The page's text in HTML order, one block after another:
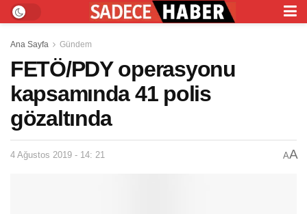
Ana Sayfa Gündem
FETÖ/PDY operasyonu
kapsamında 41 polis
gözaltında
4 Ağustos 2019 - 14: 21 AA